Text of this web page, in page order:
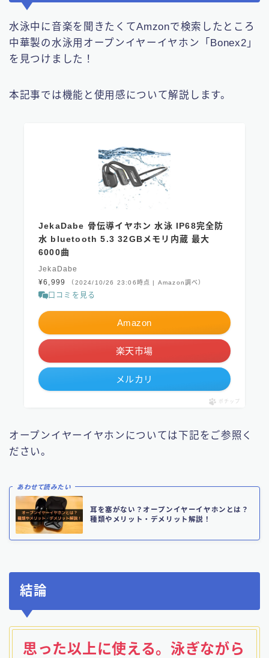
水泳中に音楽を聞きたくてAmzonで検索したところ
中華製の水泳用オープンイヤーイヤホン「Bonex2」
を見つけました！
本記事では機能と使用感について解説します。
JekaDabe 骨伝導イヤホン 水泳 IP68完全防
水 bluetooth 5.3 32GBメモリ内蔵 最大
6000曲
JekaDabe
¥6,999
（2024/10/26 23:06時点 | Amazon調べ）
口コミを見る
Amazon
楽天市場
メルカリ
ポチップ
オープンイヤーイヤホンについては下記をご参照く
ださい。
あわせて読みたい
耳を塞がない？オープンイヤーイヤホンとは？
種類やメリット・デメリット解説！
結論
思った以上に使える。泳ぎながら